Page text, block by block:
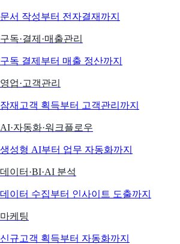
문서 작성부터 전자결재까지
구독·결제·매출관리
구독 결제부터 매출 정산까지
영업·고객관리
잠재고객 획득부터 고객관리까지
AI·자동화·워크플로우
생성형 AI부터 업무 자동화까지
데이터·BI·AI 분석
데이터 수집부터 인사이트 도출까지
마케팅
신규고객 획득부터 자동화까지